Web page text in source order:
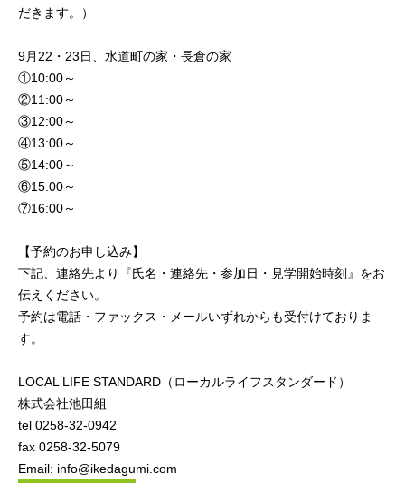
だきます。）
9月22・23日、水道町の家・長倉の家
①10:00～
②11:00～
③12:00～
④13:00～
⑤14:00～
⑥15:00～
⑦16:00～
【予約のお申し込み】
下記、連絡先より『氏名・連絡先・参加日・見学開始時刻』をお
伝えください。
予約は電話・ファックス・メールいずれからも受付けておりま
す。
LOCAL LIFE STANDARD（ローカルライフスタンダード）
株式会社池田組
tel 0258-32-0942
fax 0258-32-5079
Email: info@ikedagumi.com